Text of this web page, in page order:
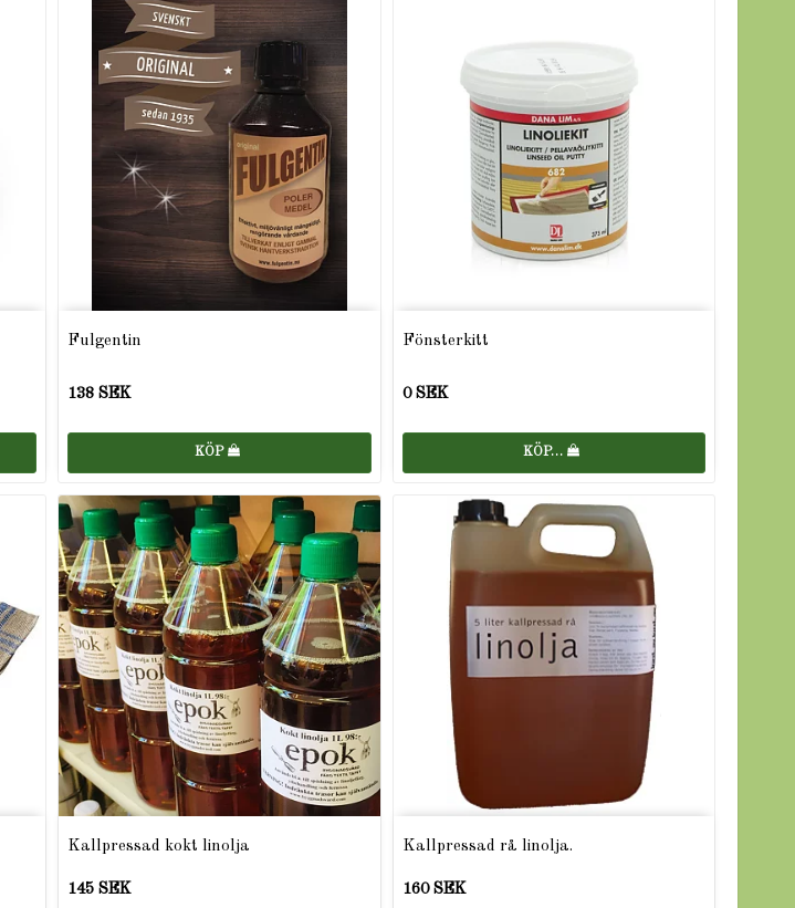
Fulgentin
138 SEK
KÖP
Fönsterkitt
0 SEK
KÖP…
Kallpressad kokt linolja
145 SEK
Kallpressad rå linolja.
160 SEK